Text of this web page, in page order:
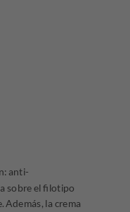
anti-
sobre el filotipo
la crema